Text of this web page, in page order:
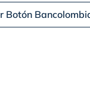
Botón